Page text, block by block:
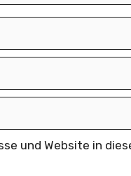
und Website in